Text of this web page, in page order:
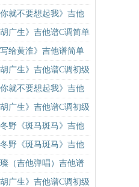
就不要想起我》吉他
吉他谱
广生》吉他谱C调简单
吉他弹唱教学）吉他
给黄淮》吉他谱简单
他教学吉他谱
广生》吉他谱C调初级
小伟吉他弹唱教学）
就不要想起我》吉他
吉他谱
广生》吉他谱C调初级
小伟吉他弹唱教学）
野《斑马斑马》吉他
（酷音小伟吉他教学）
野《斑马斑马》吉他
阶版（酷音小伟吉他教
（吉他弹唱）吉他谱
广生》吉他谱C调初级